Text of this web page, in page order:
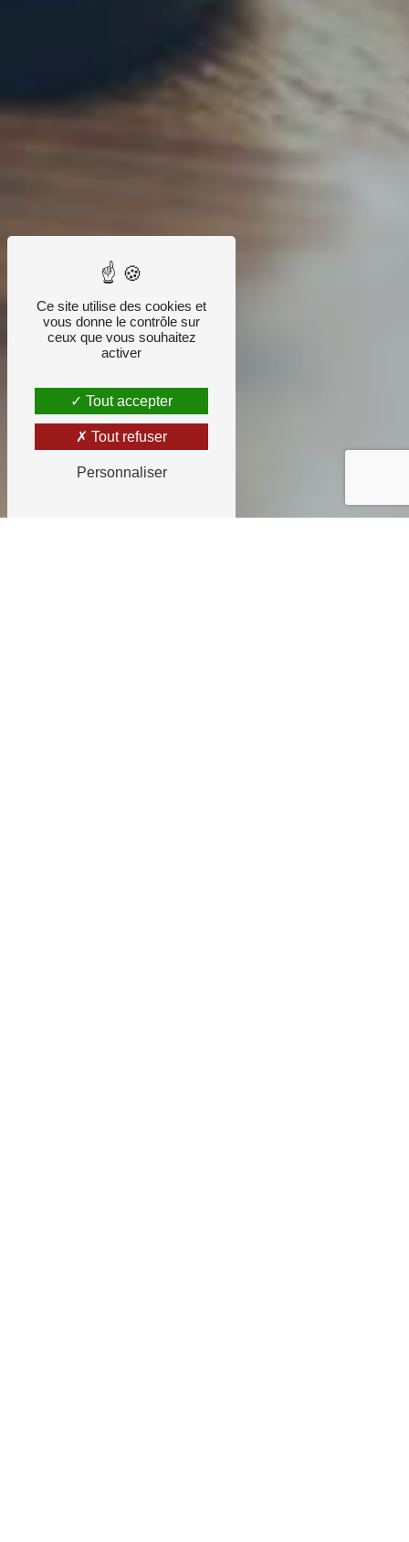
Ce site utilise des cookies et
vous donne le contrôle sur
ceux que vous souhaitez
activer
Tout accepter
Tout refuser
Personnaliser